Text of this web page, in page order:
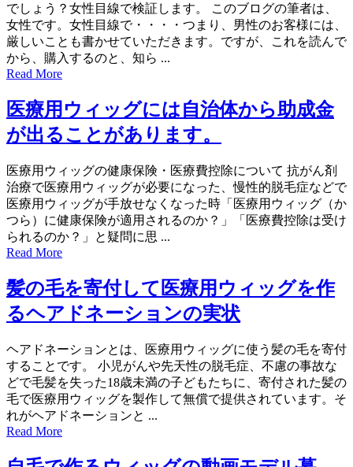
でしょう？女性目線で検証します。 このブログの筆者は、
女性です。女性目線で・・・・つまり、男性のお客様には、
厳しいことも書かせていただきます。ですが、これを読んで
から、購入するのと、知ら ...
Read More
医療用ウィッグには自治体から助成金
が出ることがあります。
医療用ウィッグの健康保険・医療費控除について 抗がん剤
治療で医療用ウィッグが必要になった、慢性的脱毛症などで
医療用ウィッグが手放せなくなった時「医療用ウィッグ（か
つら）に健康保険が適用されるのか？」「医療費控除は受け
られるのか？」と疑問に思 ...
Read More
髪の毛を寄付して医療用ウィッグを作
るヘアドネーションの実状
ヘアドネーションとは、医療用ウィッグに使う髪の毛を寄付
することです。 小児がんや先天性の脱毛症、不慮の事故な
どで毛髪を失った18歳未満の子どもたちに、寄付された髪の
毛で医療用ウィッグを製作して無償で提供されています。そ
れがヘアドネーションと ...
Read More